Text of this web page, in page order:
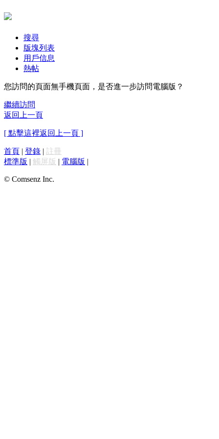
搜尋
版塊列表
用戶信息
熱帖
您訪問的頁面無手機頁面，是否進一步訪問電腦版？
繼續訪問
返回上一頁
[ 點擊這裡返回上一頁 ]
首頁 | 登錄 | 註冊
標準版 | 觸屏版 | 電腦版 |
© Comsenz Inc.